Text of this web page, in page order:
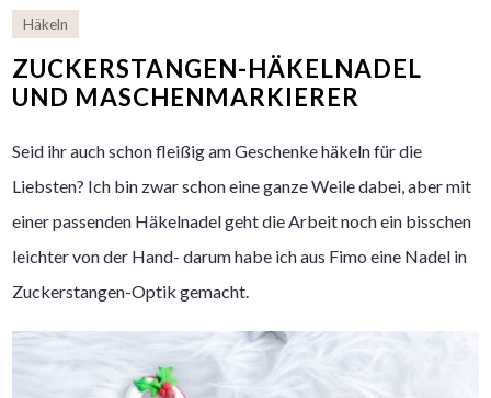
Häkeln
ZUCKERSTANGEN-HÄKELNADEL
UND MASCHENMARKIERER
Seid ihr auch schon fleißig am Geschenke häkeln für die
Liebsten? Ich bin zwar schon eine ganze Weile dabei, aber mit
einer passenden Häkelnadel geht die Arbeit noch ein bisschen
leichter von der Hand- darum habe ich aus Fimo eine Nadel in
Zuckerstangen-Optik gemacht.